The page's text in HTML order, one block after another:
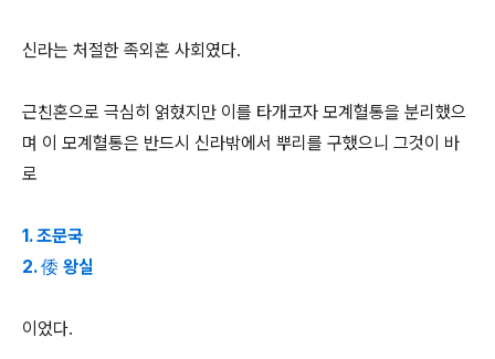
신라는 처절한 족외혼 사회였다.
근친혼으로 극심히 얽혔지만 이를 타개코자 모계혈통을 분리했으
며 이 모계혈통은 반드시 신라밖에서 뿌리를 구했으니 그것이 바
로
1. 조문국
2. 倭 왕실
이었다.